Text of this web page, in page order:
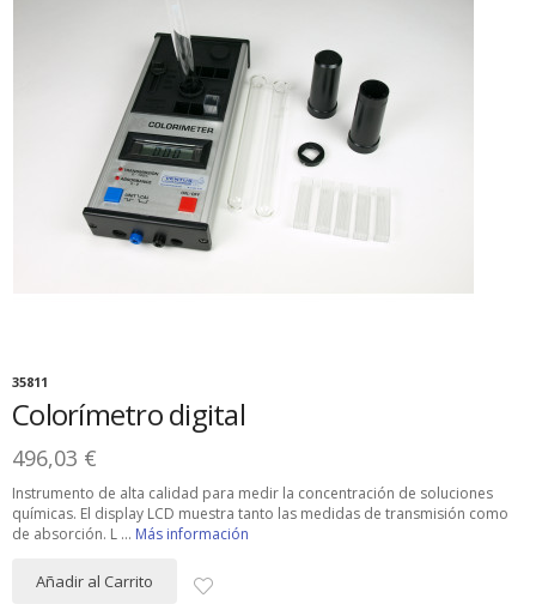
35811
Colorímetro digital
496,03 €
Instrumento de alta calidad para medir la concentración de soluciones
químicas. El display LCD muestra tanto las medidas de transmisión como
de absorción. L ... Más información
Añadir al Carrito